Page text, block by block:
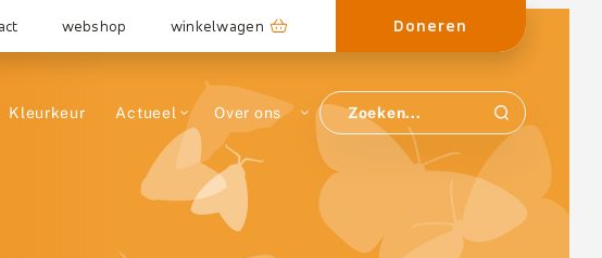
webshop winkelwagen Doneren
Kleurkeur Actueel Over ons